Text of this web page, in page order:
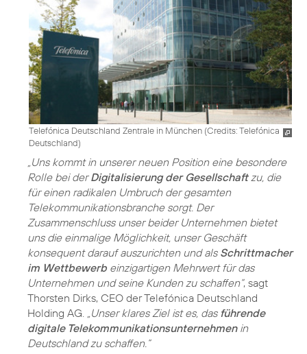
Telefónica Deutschland Zentrale in München (Credits: Telefónica
Deutschland)
„Uns kommt in unserer neuen Position eine besondere
Rolle bei derDigitalisierung der Gesellschaftzu, die
für einen radikalen Umbruch der gesamten
Telekommunikationsbranche sorgt. Der
Zusammenschluss unser beider Unternehmen bietet
uns die einmalige Möglichkeit, unser Geschäft
konsequent darauf auszurichten und als Schrittmacher
im Wettbewerb einzigartigen Mehrwert für das
Unternehmen und seine Kunden zu schaffen“, sagt
Thorsten Dirks, CEO der Telefónica Deutschland
Holding AG.
„Unser klares Ziel ist es, das führende
digitale Telekommunikationsunternehmenin
Deutschland zu schaffen.“